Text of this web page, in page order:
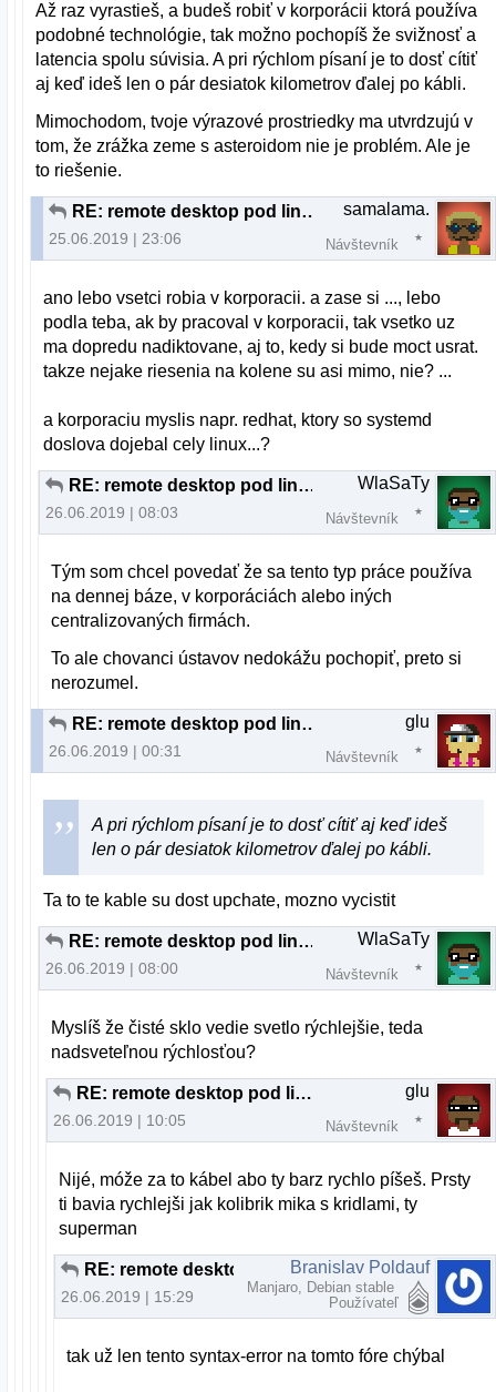
Až raz vyrastieš, a budeš robiť v korporácii ktorá používa
podobné technológie, tak možno pochopíš že svižnosť a
latencia spolu súvisia. A pri rýchlom písaní je to dosť cítiť
aj keď ideš len o pár desiatok kilometrov ďalej po kábli.
Mimochodom, tvoje výrazové prostriedky ma utvrdzujú v
tom, že zrážka zeme s asteroidom nie je problém. Ale je
to riešenie.
RE: remote desktop pod linuxom
25.06.2019 | 23:06
samalama.
Návštevník
ano lebo vsetci robia v korporacii. a zase si ..., lebo
podla teba, ak by pracoval v korporacii, tak vsetko uz
ma dopredu nadiktovane, aj to, kedy si bude moct usrat.
takze nejake riesenia na kolene su asi mimo, nie? ...
a korporaciu myslis napr. redhat, ktory so systemd
doslova dojebal cely linux...?
RE: remote desktop pod linuxom
26.06.2019 | 08:03
WlaSaTy
Návštevník
Tým som chcel povedať že sa tento typ práce používa
na dennej báze, v korporáciách alebo iných
centralizovaných firmách.
To ale chovanci ústavov nedokážu pochopiť, preto si
nerozumel.
RE: remote desktop pod linuxom
26.06.2019 | 00:31
glu
Návštevník
A pri rýchlom písaní je to dosť cítiť aj keď ideš
len o pár desiatok kilometrov ďalej po kábli.
Ta to te kable su dost upchate, mozno vycistit
RE: remote desktop pod linuxom
26.06.2019 | 08:00
WlaSaTy
Návštevník
Myslíš že čisté sklo vedie svetlo rýchlejšie, teda
nadsveteľnou rýchlosťou?
RE: remote desktop pod linuxom
26.06.2019 | 10:05
glu
Návštevník
Nijé, móže za to kábel abo ty barz rychlo píšeš. Prsty
ti bavia rychlejši jak kolibrik mika s kridlami, ty
superman
RE: remote desktop pod linuxom
26.06.2019 | 15:29
Branislav Poldauf
Manjaro, Debian stable
Používateľ
tak už len tento syntax-error na tomto fóre chýbal